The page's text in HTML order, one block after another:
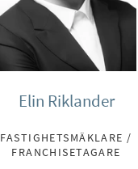
Elin Riklander
FASTIGHETSMÄKLARE /
FRANCHISETAGARE